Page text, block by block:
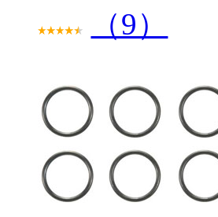
（9）